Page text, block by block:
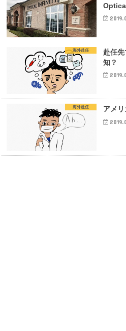
海外赴任
赴任
知？
海外赴任 アメ